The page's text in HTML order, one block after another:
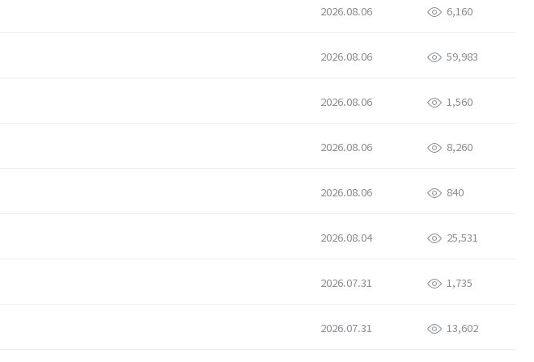
2026.08.06 6,160
2026.08.06 59,983
2026.08.06 1,560
2026.08.06 8,260
2026.08.06 840
2026.08.04 25,531
2026.07.31 1,735
2026.07.31 13,602